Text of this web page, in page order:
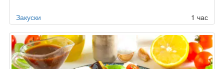
Закуски 1 час